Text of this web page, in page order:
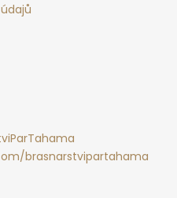
brasnarstvipartahama